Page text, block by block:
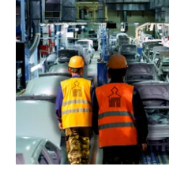
Pilonul 2
obținut
100 de
Oficiuldestiri.ro
Atacurile
repetă
pentru
publice